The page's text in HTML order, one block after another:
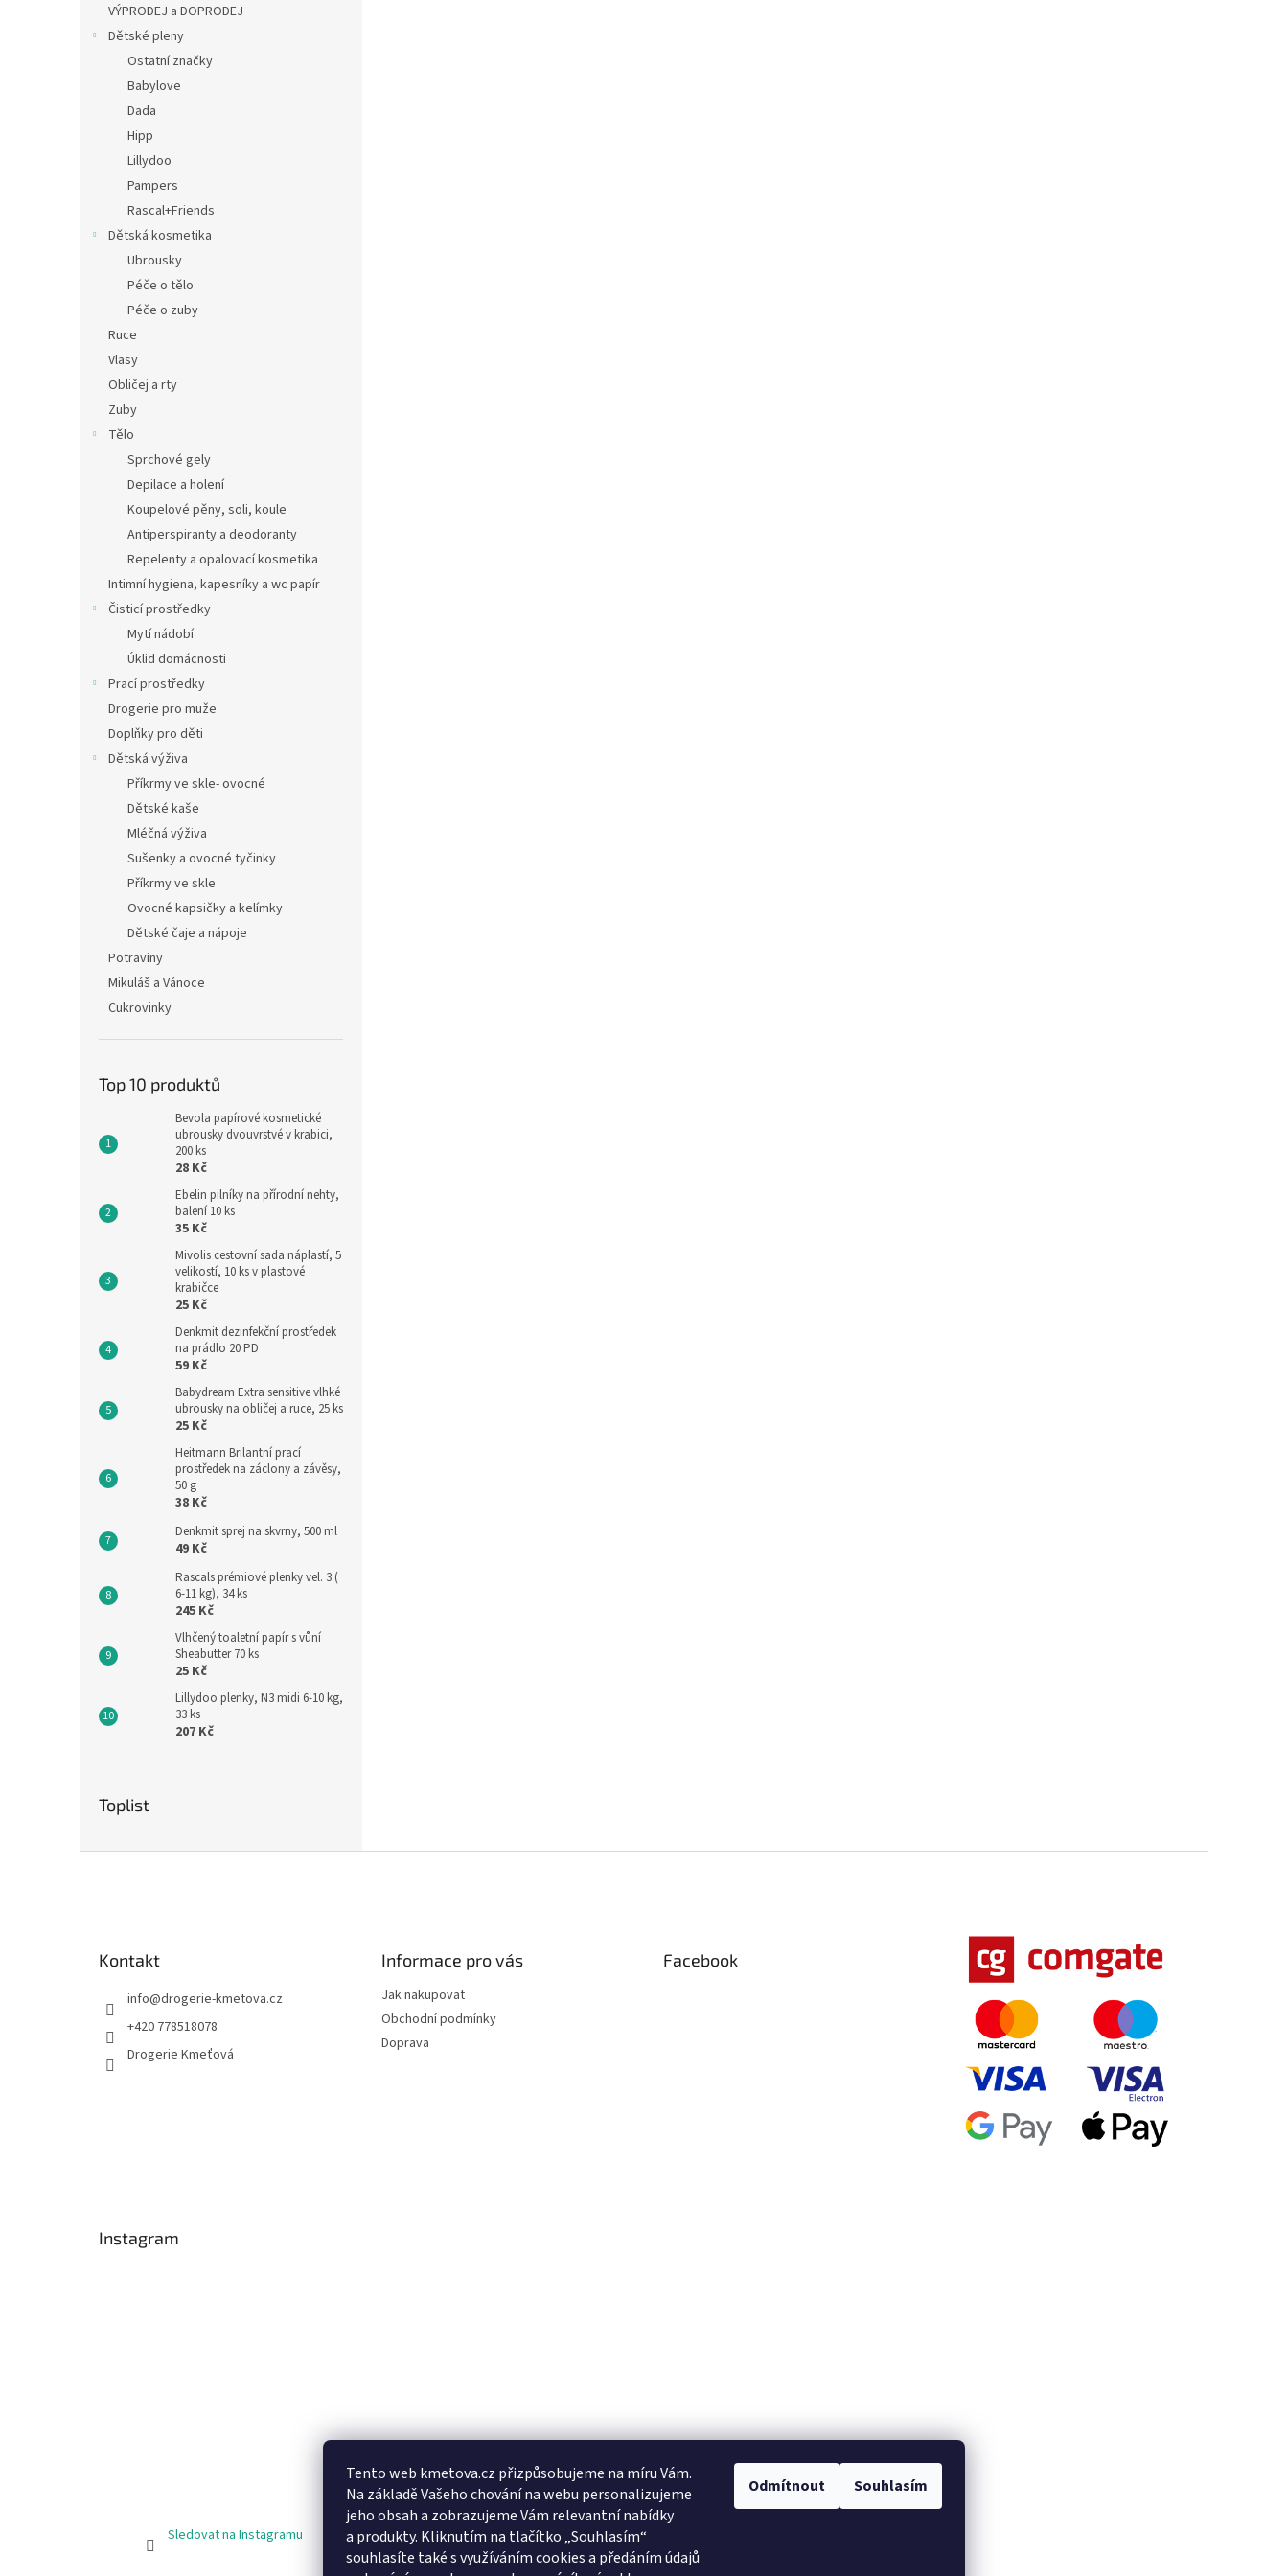
Tento web kmetova.cz přizpůsobujeme na míru Vám.
Na základě Vašeho chování na webu personalizujeme
jeho obsah a zobrazujeme Vám relevantní nabídky
a produkty. Kliknutím na tlačítko „Souhlasím“
souhlasíte také s využíváním cookies a předáním údajů
Odmítnout Souhlasím
VÝPRODEJ a DOPRODEJ
Dětské pleny
Ostatní značky
Babylove
Dada
Hipp
Lillydoo
Pampers
Rascal+Friends
Dětská kosmetika
Ubrousky
Péče o tělo
Péče o zuby
Ruce
Vlasy
Obličej a rty
Zuby
Tělo
Sprchové gely
Depilace a holení
Koupelové pěny, soli, koule
Antiperspiranty a deodoranty
Repelenty a opalovací kosmetika
Intimní hygiena, kapesníky a wc papír
Čisticí prostředky
Mytí nádobí
Úklid domácnosti
Prací prostředky
Drogerie pro muže
Doplňky pro děti
Dětská výživa
Příkrmy ve skle- ovocné
Dětské kaše
Mléčná výživa
Sušenky a ovocné tyčinky
Příkrmy ve skle
Ovocné kapsičky a kelímky
Dětské čaje a nápoje
Potraviny
Mikuláš a Vánoce
Cukrovinky
Top 10 produktů
Bevola papírové kosmetické
ubrousky dvouvrstvé v krabici,
200 ks
28 Kč
Ebelin pilníky na přírodní nehty,
balení 10 ks
35 Kč
Mivolis cestovní sada náplastí, 5
velikostí, 10 ks v plastové
krabičce
25 Kč
Denkmit dezinfekční prostředek
na prádlo 20 PD
59 Kč
Babydream Extra sensitive vlhké
ubrousky na obličej a ruce, 25 ks
25 Kč
Heitmann Brilantní prací
prostředek na záclony a závěsy,
50 g
38 Kč
Denkmit sprej na skvrny, 500 ml
49 Kč
Rascals prémiové plenky vel. 3 (
6-11 kg), 34 ks
245 Kč
Vlhčený toaletní papír s vůní
Sheabutter 70 ks
25 Kč
Lillydoo plenky, N3 midi 6-10 kg,
33 ks
207 Kč
Toplist
Kontakt
info@drogerie-kmetova.cz
+420 778518078
Drogerie Kmeťová
Informace pro vás
Jak nakupovat
Obchodní podmínky
Doprava
Facebook
Instagram
Sledovat na Instagramu